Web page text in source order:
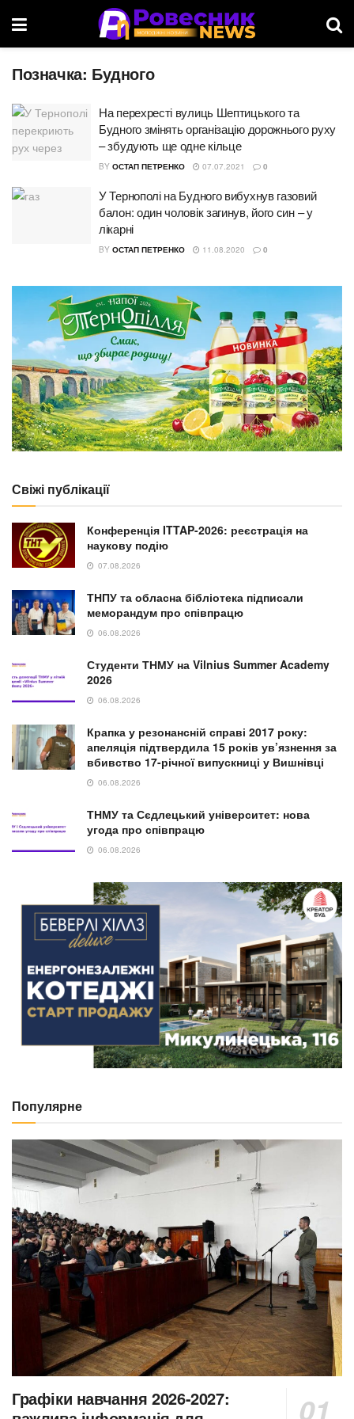
Позначка: Будного
На перехресті вулиць Шептицького та
Будного змінять організацію дорожнього руху
– збудують ще одне кільце
BY ОСТАП ПЕТРЕНКО 07.07.2021 0
У Тернополі на Будного вибухнув газовий
балон: один чоловік загинув, його син – у
лікарні
BY ОСТАП ПЕТРЕНКО 11.08.2020 0
Свіжі публікації
Конференція ITTAP-2026: реєстрація на
наукову подію
07.08.2026
ТНПУ та обласна бібліотека підписали
меморандум про співпрацю
06.08.2026
Студенти ТНМУ на Vilnius Summer Academy
2026
06.08.2026
Крапка у резонансній справі 2017 року:
апеляція підтвердила 15 років ув’язнення за
вбивство 17-річної випускниці у Вишнівці
06.08.2026
ТНМУ та Сєдлецький університет: нова
угода про співпрацю
06.08.2026
Популярне
Графіки навчання 2026-2027: